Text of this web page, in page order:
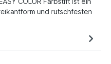
und rutschfesten